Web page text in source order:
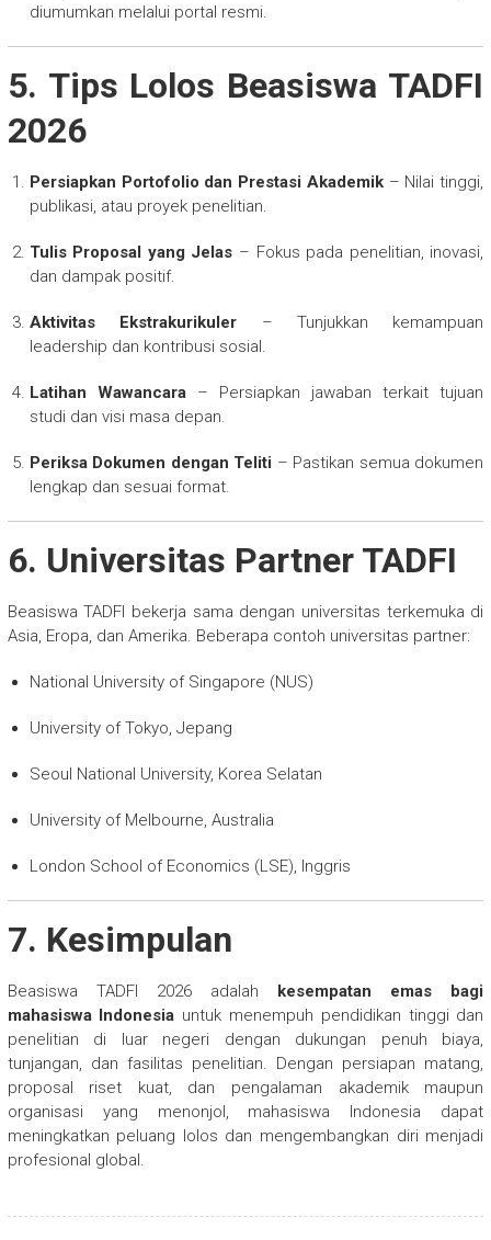
diumumkan melalui portal resmi.
5. Tips Lolos Beasiswa TADFI
2026
Persiapkan Portofolio dan Prestasi Akademik– Nilai tinggi,
publikasi, atau proyek penelitian.
Tulis Proposal yang Jelas – Fokus pada penelitian, inovasi,
dan dampak positif.
Aktivitas Ekstrakurikuler – Tunjukkan kemampuan
leadership dan kontribusi sosial.
Latihan Wawancara– Persiapkan jawaban terkait tujuan
studi dan visi masa depan.
Periksa Dokumen dengan Teliti – Pastikan semua dokumen
lengkap dan sesuai format.
6. Universitas Partner TADFI
Beasiswa TADFI bekerja sama dengan universitas terkemuka di
Asia, Eropa, dan Amerika. Beberapa contoh universitas partner:
National University of Singapore (NUS)
University of Tokyo, Jepang
Seoul National University, Korea Selatan
University of Melbourne, Australia
London School of Economics (LSE), Inggris
7. Kesimpulan
Beasiswa TADFI 2026 adalah kesempatan emas bagi
mahasiswa Indonesia untuk menempuh pendidikan tinggi dan
penelitian di luar negeri dengan dukungan penuh biaya,
tunjangan, dan fasilitas penelitian. Dengan persiapan matang,
proposal riset kuat, dan pengalaman akademik maupun
organisasi yang menonjol, mahasiswa Indonesia dapat
meningkatkan peluang lolos dan mengembangkan diri menjadi
profesional global.